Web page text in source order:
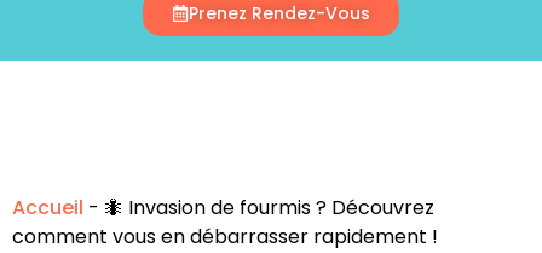
Prenez Rendez-Vous
Accueil - 🐜 Invasion de fourmis ? Découvrez
comment vous en débarrasser rapidement !